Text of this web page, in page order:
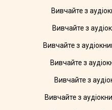
Вивчайте з
Вивчайте з
Вивчайте з
Вивчайте з
Вивчайте з
Вивчайте з